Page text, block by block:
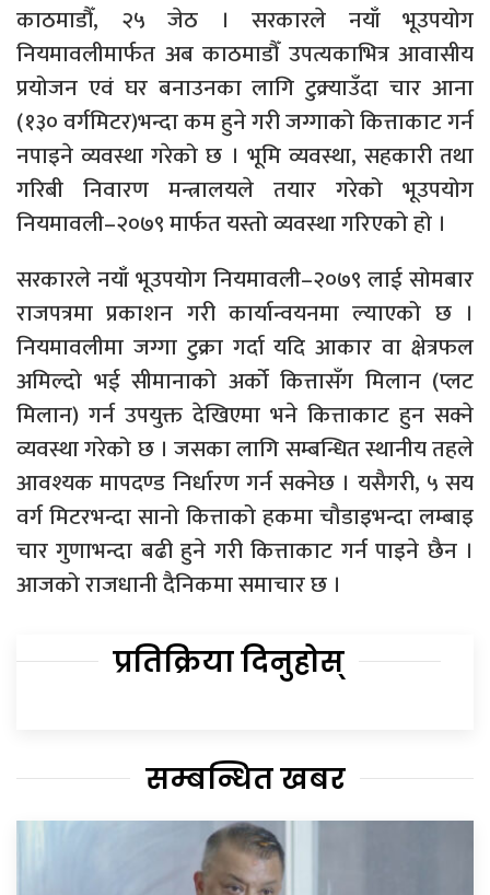
काठमाडौँ, २५ जेठ । सरकारले नयाँ भूउपयोग
नियमावलीमार्फत अब काठमाडौँ उपत्यकाभित्र आवासीय
प्रयोजन एवं घर बनाउनका लागि टुक्र्याउँदा चार आना
(१३० वर्गमिटर)भन्दा कम हुने गरी जग्गाको कित्ताकाट गर्न
नपाइने व्यवस्था गरेको छ । भूमि व्यवस्था, सहकारी तथा
गरिबी निवारण मन्त्रालयले तयार गरेको भूउपयोग
नियमावली–२०७९ मार्फत यस्तो व्यवस्था गरिएको हो ।
सरकारले नयाँ भूउपयोग नियमावली–२०७९ लाई सोमबार
राजपत्रमा प्रकाशन गरी कार्यान्वयनमा ल्याएको छ ।
नियमावलीमा जग्गा टुक्रा गर्दा यदि आकार वा क्षेत्रफल
अमिल्दो भई सीमानाको अर्को कित्तासँग मिलान (प्लट
मिलान) गर्न उपयुक्त देखिएमा भने कित्ताकाट हुन सक्ने
व्यवस्था गरेको छ । जसका लागि सम्बन्धित स्थानीय तहले
आवश्यक मापदण्ड निर्धारण गर्न सक्नेछ । यसैगरी, ५ सय
वर्ग मिटरभन्दा सानो कित्ताको हकमा चौडाइभन्दा लम्बाइ
चार गुणाभन्दा बढी हुने गरी कित्ताकाट गर्न पाइने छैन ।
आजको राजधानी दैनिकमा समाचार छ ।
प्रतिक्रिया दिनुहोस्
सम्बन्धित खबर